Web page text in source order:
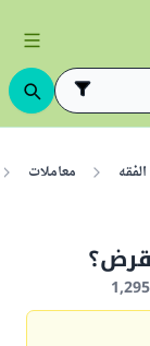
الفقه معاملات
1,295